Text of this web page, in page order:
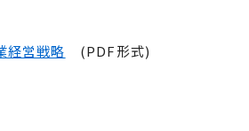
経営戦略 (PDF形式)